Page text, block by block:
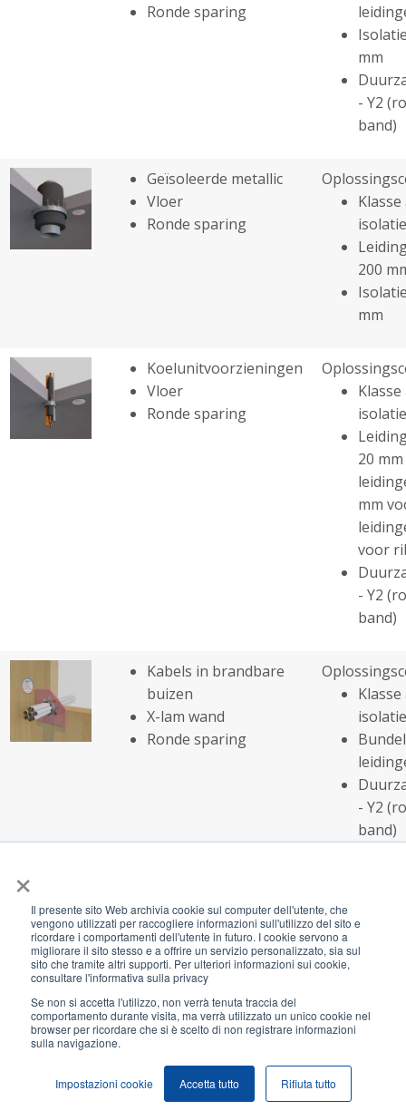
×
Il presente sito Web archivia cookie sul computer dell'utente, che
vengono utilizzati per raccogliere informazioni sull'utilizzo del sito e
ricordare i comportamenti dell'utente in futuro. I cookie servono a
migliorare il sito stesso e a offrire un servizio personalizzato, sia sul
sito che tramite altri supporti. Per ulteriori informazioni sui cookie,
consultare l'informativa sulla privacy
Se non si accetta l'utilizzo, non verrà tenuta traccia del
comportamento durante visita, ma verrà utilizzato un unico cookie nel
browser per ricordare che si è scelto di non registrare informazioni
sulla navigazione.
Impostazioni cookie Accetta tutto Rifiuta tutto
Ronde sparing
mm
- Y2
band)
Geïsoleerde metallic
Vloer
Ronde sparing
200
mm
Koelunitvoorzieningen
Vloer
Ronde sparing
20
mm
voor
- Y2
band)
Kabels in brandbare
buizen
X-lam wand
Ronde sparing
- Y2
band)
X-lam wand
Ronde sparing
- Y2
Kunststof pijp